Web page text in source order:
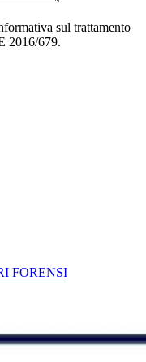
sul trattamento
2016/679.
FORENSI